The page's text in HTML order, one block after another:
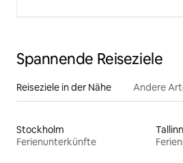
Spannende Reiseziele
Reiseziele in der Nähe Andere
Stockholm
Ferienunterkünfte
Tallinn